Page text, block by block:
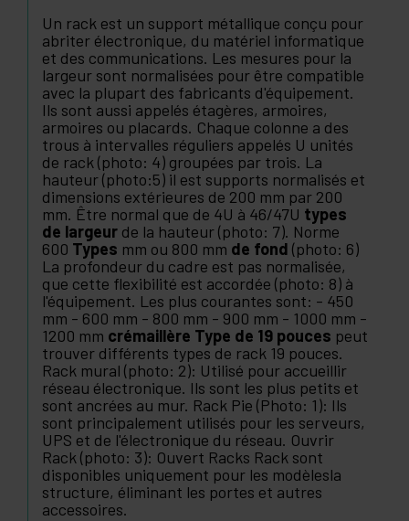
Un rack est un support métallique conçu pour
abriter électronique, du matériel informatique
et des communications. Les mesures pour la
largeur sont normalisées pour être compatible
avec la plupart des fabricants d'équipement.
Ils sont aussi appelés étagères, armoires,
armoires ou placards. Chaque colonne a des
trous à intervalles réguliers appelés U unités
de rack (photo: 4) groupées par trois. La
hauteur (photo:5) il est supports normalisés et
dimensions extérieures de 200 mm par 200
mm. Être normal que de 4U à 46/47U types
de largeur de la hauteur (photo: 7). Norme
600 Types mm ou 800 mm de fond (photo: 6)
La profondeur du cadre est pas normalisée,
que cette flexibilité est accordée (photo: 8) à
l'équipement. Les plus courantes sont: - 450
mm - 600 mm - 800 mm - 900 mm - 1000 mm -
1200 mm crémaillère Type de 19 pouces peut
trouver différents types de rack 19 pouces.
Rack mural (photo: 2): Utilisé pour accueillir
réseau électronique. Ils sont les plus petits et
sont ancrées au mur. Rack Pie (Photo: 1): Ils
sont principalement utilisés pour les serveurs,
UPS et de l'électronique du réseau. Ouvrir
Rack (photo: 3): Ouvert Racks Rack sont
disponibles uniquement pour les modèlesla
structure, éliminant les portes et autres
accessoires.